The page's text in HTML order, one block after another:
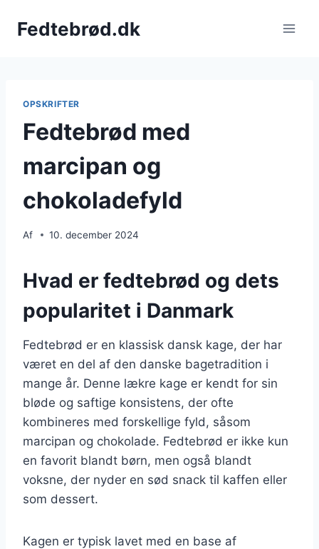
Fedtebrød.dk
OPSKRIFTER
Fedtebrød med
marcipan og
chokoladefyld
Af 10. december 2024
Hvad er fedtebrød og dets
popularitet i Danmark
Fedtebrød er en klassisk dansk kage, der har
været en del af den danske bagetradition i
mange år. Denne lækre kage er kendt for sin
bløde og saftige konsistens, der ofte
kombineres med forskellige fyld, såsom
marcipan og chokolade. Fedtebrød er ikke kun
en favorit blandt børn, men også blandt
voksne, der nyder en sød snack til kaffen eller
som dessert.
Kagen er typisk lavet med en base af